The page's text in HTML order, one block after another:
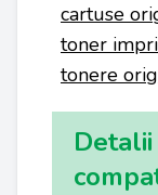
cartuse
toner
tonere